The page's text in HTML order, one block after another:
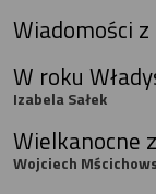
Wiadomości
W roku
Izabela Sałek
Wielkanocne
Wojciech